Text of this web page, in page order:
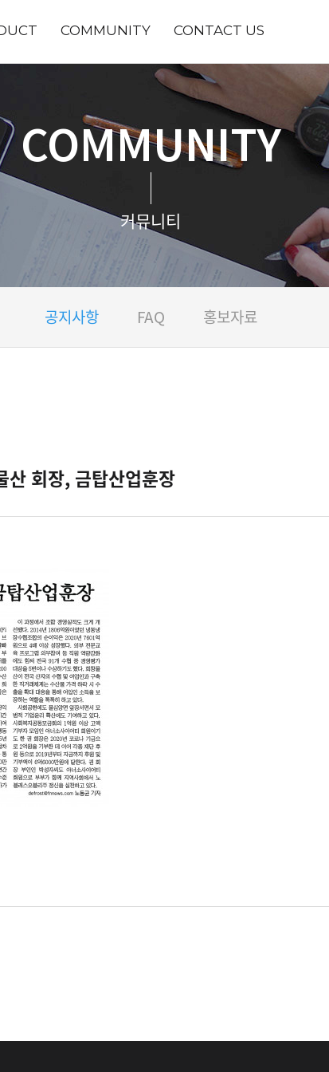
COMMUNITY CONTACT US
COMMUNITY
커뮤니티
공지사항 FAQ 홍보자료
회장, 금탑산업훈장